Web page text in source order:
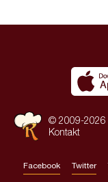
© 2009-2026
Kontakt
Facebook Twitter